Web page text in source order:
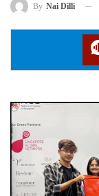
By Nai Dilli